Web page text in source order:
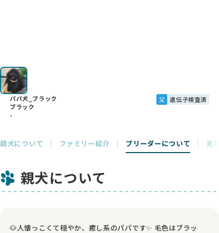
パパ犬_ブラック
ブラック
-
父 遺伝子検査済
親犬について ファミリー紹介 ブリーダーについて 見
親犬について
🐶人懐っこくて穏やか、癒し系のパパです✨ 毛色はブラッ